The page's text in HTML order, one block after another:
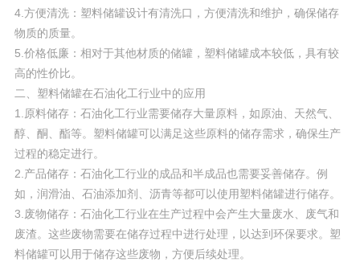
4.方便清洗：塑料储罐设计有清洗口，方便清洗和维护，确保储存
物质的质量。
5.价格低廉：相对于其他材质的储罐，塑料储罐成本较低，具有较
高的性价比。
二、塑料储罐在石油化工行业中的应用
1.原料储存：石油化工行业需要储存大量原料，如原油、天然气、
醇、酮、酯等。塑料储罐可以满足这些原料的储存需求，确保生产
过程的稳定进行。
2.产品储存：石油化工行业的成品和半成品也需要妥善储存。例
如，润滑油、石油添加剂、沥青等都可以使用塑料储罐进行储存。
3.废物储存：石油化工行业在生产过程中会产生大量废水、废气和
废渣。这些废物需要在储存过程中进行处理，以达到环保要求。塑
料储罐可以用于储存这些废物，方便后续处理。